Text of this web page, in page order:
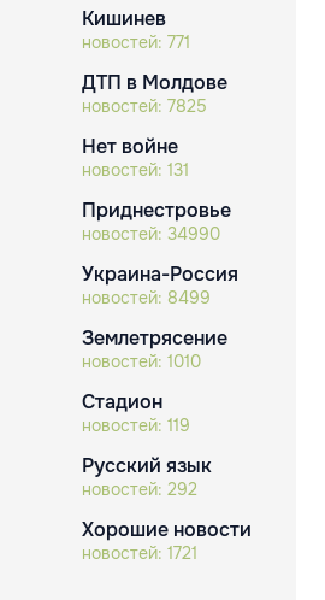
Кишинев
новостей: 771
ДТП в Молдове
новостей: 7825
Нет войне
новостей: 131
Приднестровье
новостей: 34990
Украина-Россия
новостей: 8499
Землетрясение
новостей: 1010
Стадион
новостей: 119
Русский язык
новостей: 292
Хорошие новости
новостей: 1721